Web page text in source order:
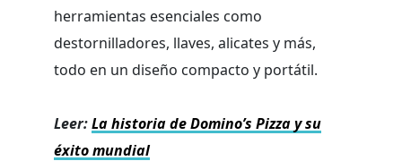
herramientas esenciales como
destornilladores, llaves, alicates y más,
todo en un diseño compacto y portátil.
Leer:La historia de Domino’s Pizza y su
éxito mundial